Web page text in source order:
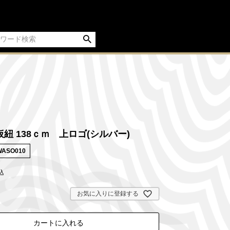
紐 138ｃｍ 上ロゴ(シルバー)
お気に入りに登録する
カートに入れる